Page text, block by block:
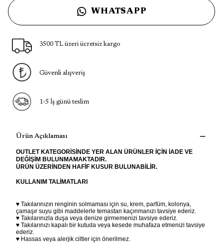
WHATSAPP
3500 TL üzeri ücretsiz kargo
Güvenli alışveriş
1-5 İş günü teslim
Ürün Açıklaması
OUTLET KATEGORİSİNDE YER ALAN ÜRÜNLER İÇİN İADE VE
DEĞİŞİM BULUNMAMAKTADIR.
ÜRÜN ÜZERİNDEN HAFİF KUSUR BULUNABİLİR.
KULLANIM TALİMATLARI
♥ Takılarınızın renginin solmaması için su, krem, parfüm, kolonya,
çamaşır suyu gibi maddelerle temastan kaçınmanızı tavsiye ederiz.
♥ Takılarınızla duşa veya denize girmemenizi tavsiye ederiz.
♥ Takılarınızı kapalı bir kutuda veya kesede muhafaza etmenizi tavsiye
ederiz.
♥ Hassas veya alerjik ciltler için önerilmez.